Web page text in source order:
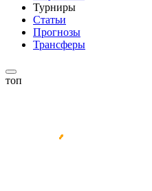
Турниры
Статьи
Прогнозы
Трансферы
топ